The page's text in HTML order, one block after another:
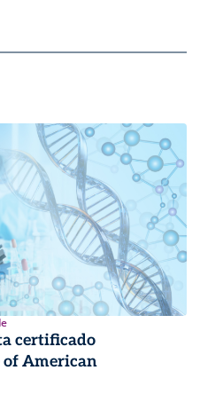
certificado
of American